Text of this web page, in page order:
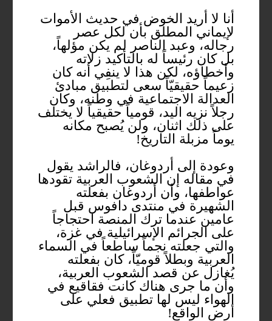
أنا لا أريد الخوض في حديث الأموات
لإيماني المطلق بأن لكل عصر
رجاله، وعبد الناصر لم يكن مؤلهاً،
بل كان رئيساً له بالتأكيد زلاته
وأخطاؤه، لكن هذا لا ينفِي أنه كان
زعيماً حقيقيّاً سعى لتطبيق مبادئ
العدالة الاجتماعية في وطنه، وكان
رجلاً نزيه اليد، قومياً حقيقياً لا يختلف
على ذلك اثنان، ولن يُصبح مكانه
يوماً مزبلة التاريخ!
وعودة إلى أردوغان، فالراشد يقول
في مقاله إن الشعوب العربية تقودها
عواطفها، وأن أردوغان بفعلته
الشهيرة في منتدى دافوس قبل
عامين عندما ترك المنصة احتجاجاً
على الجرائم الإسرائيلية في غزة،
والتي جعلته نجماً ساطعاً في السماء
العربية وبطلاً قوميّاً، كان بفعلته
يُغازل عن قصد الشعوب العربية،
وأن ما جرى هناك كانت فقاقيع في
الهواء ليس لها تطبيق فعلي على
أرض الواقع!